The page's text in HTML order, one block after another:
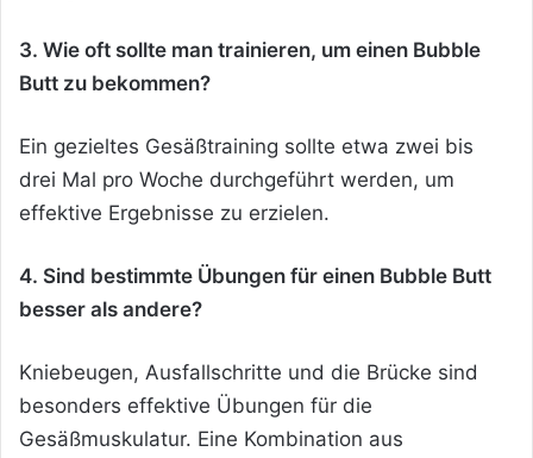
3. Wie oft sollte man trainieren, um einen Bubble
Butt zu bekommen?
Ein gezieltes Gesäßtraining sollte etwa zwei bis
drei Mal pro Woche durchgeführt werden, um
effektive Ergebnisse zu erzielen.
4. Sind bestimmte Übungen für einen Bubble Butt
besser als andere?
Kniebeugen, Ausfallschritte und die Brücke sind
besonders effektive Übungen für die
Gesäßmuskulatur. Eine Kombination aus